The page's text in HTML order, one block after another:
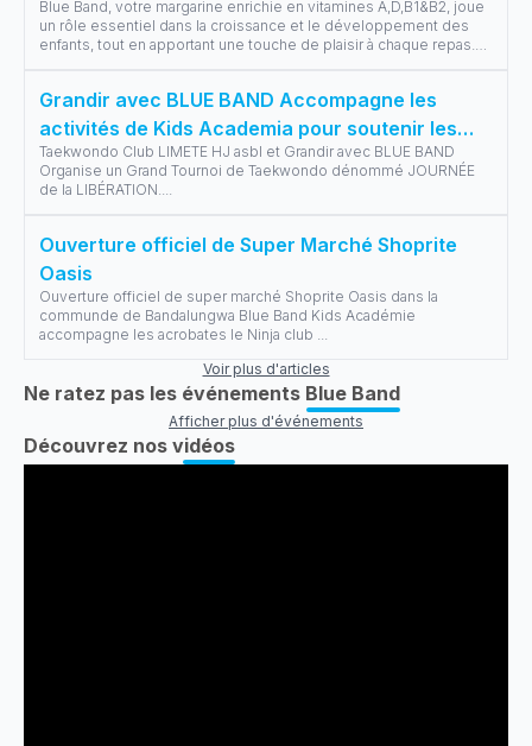
Blue Band, votre margarine enrichie en vitamines A,D,B1&B2, joue
un rôle essentiel dans la croissance et le développement des
enfants, tout en apportant une touche de plaisir à chaque repas.
Grandir avec BLUE BAND Accompagne les
activités de Kids Academia pour soutenir les
sportifs.
Taekwondo Club LIMETE HJ asbl et Grandir avec BLUE BAND
Organise un Grand Tournoi de Taekwondo dénommé JOURNÉE
de la LIBÉRATION.
Ouverture officiel de Super Marché Shoprite
Oasis
Ouverture officiel de super marché Shoprite Oasis dans la
communde de Bandalungwa Blue Band Kids Académie
accompagne les acrobates le Ninja club
Voir plus d'articles
Ne ratez pas les événements Blue Band
Afficher plus d'événements
Découvrez nos vidéos